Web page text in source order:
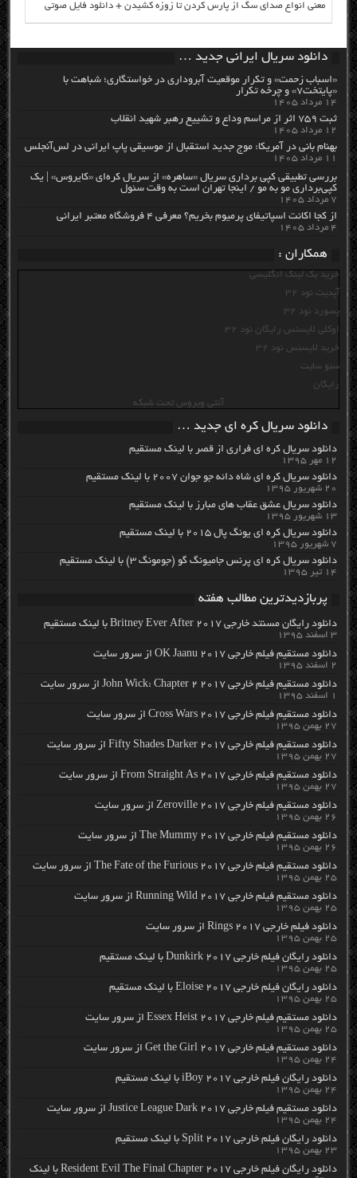
معنی انواع صدای سگ از پارس کردن تا زوزه کشیدن + دانلود فایل صوتی
دانلود سریال ایرانی جدید …
«اسباب زحمت» و تکرار موقعیت آبروداری در خواستگاری؛ شباهت با
«پایتخت۷» و چرخه تکرار
۱۴ مرداد ۱۴۰۵
ثبت ۷۵۹ اثر از مراسم وداع و تشییع رهبر شهید انقلاب
۱۲ مرداد ۱۴۰۵
بهنام بانی در آمریکا: موج جدید استقبال از موسیقی پاپ ایرانی در لس‌آنجلس
۱۱ مرداد ۱۴۰۵
بررسی تطبیقی کپی برداری سریال «ساهره» از سریال کره‌ای «کایروس» | یک
کپی‌برداری مو به مو / اینجا تهران است به وقت سئول
۷ مرداد ۱۴۰۵
از کجا اکانت اسپاتیفای پرمیوم بخریم؟ معرفی ۴ فروشگاه معتبر ایرانی
۴ مرداد ۱۴۰۵
همکاران :
خرید بک لینک انگلیسی
آپدیت نود 32
پسورد نود 32
اوکلی لایسنس رایگان نود 32
خرید لایسنس نود 32
سئو سایت
رایگان
آنتی ویروس تحت شبکه
دانلود سریال کره ای جدید …
دانلود سریال کره ای فراری از قصر با لینک مستقیم
۱۲ مهر ۱۳۹۵
دانلود سریال کره ای شاه دائه جو جوان ۲۰۰۷ با لینک مستقیم
۲۰ شهریور ۱۳۹۵
دانلود سریال عشق عقاب های مبارز با لینک مستقیم
۱۳ شهریور ۱۳۹۵
دانلود سریال کره ای یونگ پال ۲۰۱۵ با لینک مستقیم
۷ شهریور ۱۳۹۵
دانلود سریال کره ای پرنس جامیونگ گو (جومونگ ۳) با لینک مستقیم
۱۴ تیر ۱۳۹۵
پربازدیدترین مطالب هفته
دانلود رایگان مسنتد خارجی Britney Ever After 2017 با لینک مستقیم
۳ اسفند ۱۳۹۵
دانلود مستقیم فیلم خارجی OK Jaanu 2017 از سرور سایت
۲ اسفند ۱۳۹۵
دانلود مستقیم فیلم خارجی John Wick: Chapter 2 2017 از سرور سایت
۱ اسفند ۱۳۹۵
دانلود مستقیم فیلم خارجی Cross Wars 2017 از سرور سایت
۲۷ بهمن ۱۳۹۵
دانلود مستقیم فیلم خارجی Fifty Shades Darker 2017 از سرور سایت
۲۷ بهمن ۱۳۹۵
دانلود مستقیم فیلم خارجی From Straight As 2017 از سرور سایت
۲۷ بهمن ۱۳۹۵
دانلود مستقیم فیلم خارجی Zeroville 2017 از سرور سایت
۲۶ بهمن ۱۳۹۵
دانلود مستقیم فیلم خارجی The Mummy 2017 از سرور سایت
۲۶ بهمن ۱۳۹۵
دانلود مستقیم فیلم خارجی The Fate of the Furious 2017 از سرور سایت
۲۵ بهمن ۱۳۹۵
دانلود مستقیم فیلم خارجی Running Wild 2017 از سرور سایت
۲۵ بهمن ۱۳۹۵
دانلود فیلم خارجی Rings 2017 از سرور سایت
۲۵ بهمن ۱۳۹۵
دانلود رایگان فیلم خارجی Dunkirk 2017 با لینک مستقیم
۲۵ بهمن ۱۳۹۵
دانلود رایگان فیلم خارجی Eloise 2017 با لینک مستقیم
۲۵ بهمن ۱۳۹۵
دانلود مستقیم فیلم خارجی Essex Heist 2017 از سرور سایت
۲۵ بهمن ۱۳۹۵
دانلود مستقیم فیلم خارجی Get the Girl 2017 از سرور سایت
۲۴ بهمن ۱۳۹۵
دانلود رایگان فیلم خارجی iBoy 2017 با لینک مستقیم
۲۴ بهمن ۱۳۹۵
دانلود مستقیم فیلم خارجی Justice League Dark 2017 از سرور سایت
۲۴ بهمن ۱۳۹۵
دانلود رایگان فیلم خارجی Split 2017 با لینک مستقیم
۲۳ بهمن ۱۳۹۵
دانلود رایگان فیلم خارجی Resident Evil The Final Chapter 2017 با لینک